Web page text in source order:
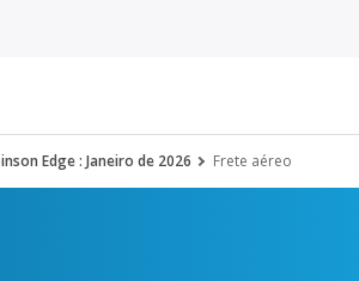
Edge : Janeiro de 2026 Frete aéreo